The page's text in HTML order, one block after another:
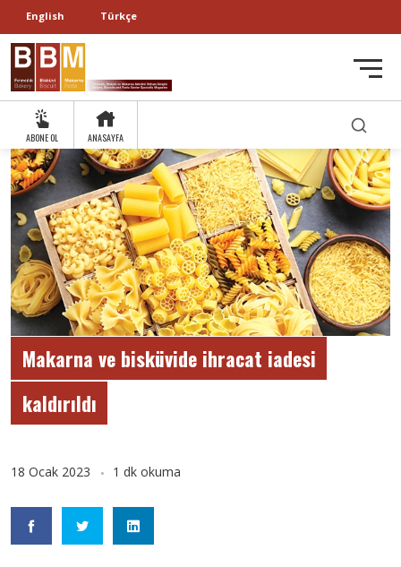
English Türkçe
ABONE OL ANASAYFA
Makarna ve bisküvide ihracat iadesi
kaldırıldı
18 Ocak 2023 1 dk okuma